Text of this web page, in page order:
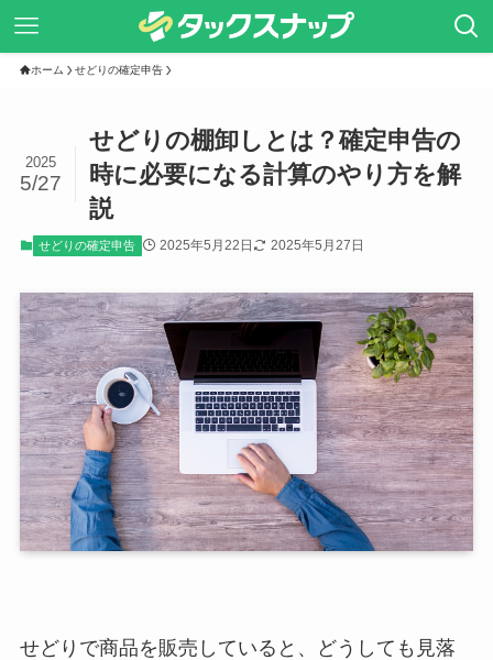
ホーム せどりの確定申告
せどりの棚卸しとは？確定申告の
時に必要になる計算のやり方を解
説
2025
5/27
せどりの確定申告 2025年5月22日 2025年5月27日
せどりで商品を販売していると、どうしても見落